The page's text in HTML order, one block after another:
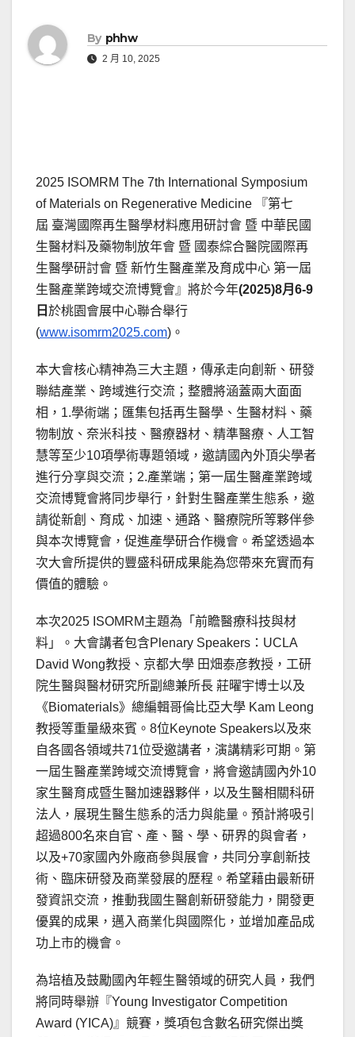
By phhw
2 月 10, 2025
2025 ISOMRM The 7th International Symposium
of Materials on Regenerative Medicine 『第七
屆 臺灣國際再生醫學材料應用研討會 暨 中華民國
生醫材料及藥物制放年會 暨 國泰綜合醫院國際再
生醫學研討會 暨 新竹生醫產業及育成中心 第一屆
生醫產業跨域交流博覽會』將於今年(2025)8月 6-9
日 於桃園會展中心聯合舉行
(www.isomrm2025.com)。
本大會核心精神為三大主題，傳承走向創新、研發
聯結產業、跨域進行交流；整體將涵蓋兩大面面
相，1.學術端；匯集包括再生醫學、生醫材料、藥
物制放、奈米科技、醫療器材、精準醫療、人工智
慧等至少10項學術專題領域，邀請國內外頂尖學者
進行分享與交流；2.產業端；第一屆生醫產業跨域
交流博覽會將同步舉行，針對生醫產業生態系，邀
請從新創、育成、加速、通路、醫療院所等夥伴參
與本次博覽會，促進產學研合作機會。希望透過本
次大會所提供的豐盛科研成果能為您帶來充實而有
價值的體驗。
本次2025 ISOMRM主題為「前瞻醫療科技與材
料」。大會講者包含Plenary Speakers：UCLA
David Wong教授、京都大學 田畑泰彦教授，工研
院生醫與醫材研究所副總兼所長 莊曜宇博士以及
《Biomaterials》總編輯哥倫比亞大學 Kam Leong
教授等重量級來賓。8位Keynote Speakers以及來
自各國各領域共71位受邀講者，演講精彩可期。第
一屆生醫產業跨域交流博覽會，將會邀請國內外10
家生醫育成暨生醫加速器夥伴，以及生醫相關科研
法人，展現生醫生態系的活力與能量。預計將吸引
超過800名來自官、產、醫、學、研界的與會者，
以及+70家國內外廠商參與展會，共同分享創新技
術、臨床研發及商業發展的歷程。希望藉由最新研
發資訊交流，推動我國生醫創新研發能力，開發更
優異的成果，邁入商業化與國際化，並增加產品成
功上市的機會。
為培植及鼓勵國內年輕生醫領域的研究人員，我們
將同時舉辦『Young Investigator Competition
Award (YICA)』競賽，獎項包含數名研究傑出獎